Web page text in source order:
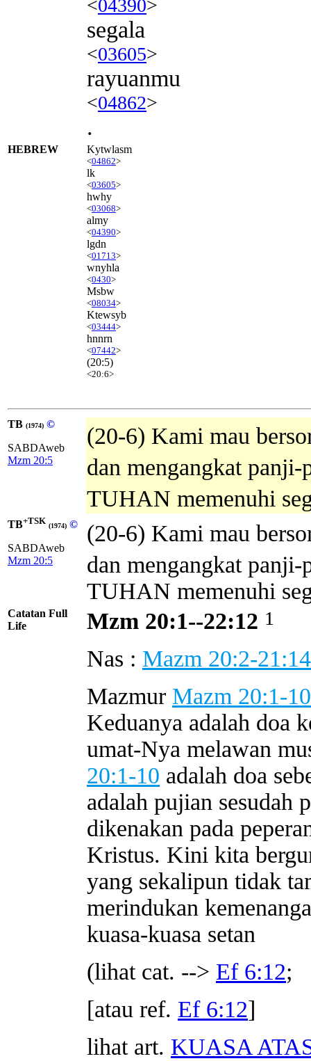
<04390>
segala
<03605>
rayuanmu
<04862>
.
HEBREW Kytwlasm
<04862>
lk
<03605>
hwhy
<03068>
almy
<04390>
lgdn
<01713>
wnyhla
<0430>
Msbw
<08034>
Ktewsyb
<03444>
hnnrn
<07442>
(20:5)
<20:6>
TB (1974) ©
SABDAweb
Mzm 20:5
(20-6) Kami mau
dan mengangkat panji-
TUHAN memenuhi
TB+TSK (1974) ©
SABDAweb
Mzm 20:5
(20-6) Kami mau
dan mengangkat
TUHAN memenuhi
Catatan Full
Life
Mzm 20:1--22:12 1
Nas : Mazm 20:2-21:14
Mazmur Mazm 20:1-10
Keduanya adalah doa
umat-Nya melawan
20:1-10 adalah doa
adalah pujian sesudah
dikenakan pada
Kristus. Kini kita
yang sekalipun tidak
merindukan
kuasa-kuasa setan
(lihat cat. --> Ef 6:12;
[atau ref. Ef 6:12]
lihat art. KUASA